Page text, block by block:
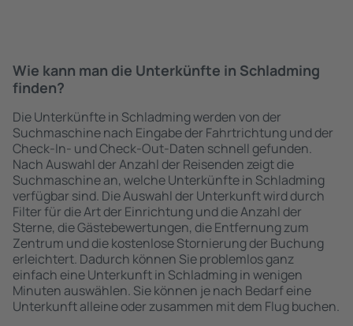
Wie kann man die Unterkünfte in Schladming
finden?
Die Unterkünfte in Schladming werden von der
Suchmaschine nach Eingabe der Fahrtrichtung und der
Check-In- und Check-Out-Daten schnell gefunden.
Nach Auswahl der Anzahl der Reisenden zeigt die
Suchmaschine an, welche Unterkünfte in Schladming
verfügbar sind. Die Auswahl der Unterkunft wird durch
Filter für die Art der Einrichtung und die Anzahl der
Sterne, die Gästebewertungen, die Entfernung zum
Zentrum und die kostenlose Stornierung der Buchung
erleichtert. Dadurch können Sie problemlos ganz
einfach eine Unterkunft in Schladming in wenigen
Minuten auswählen. Sie können je nach Bedarf eine
Unterkunft alleine oder zusammen mit dem Flug buchen.